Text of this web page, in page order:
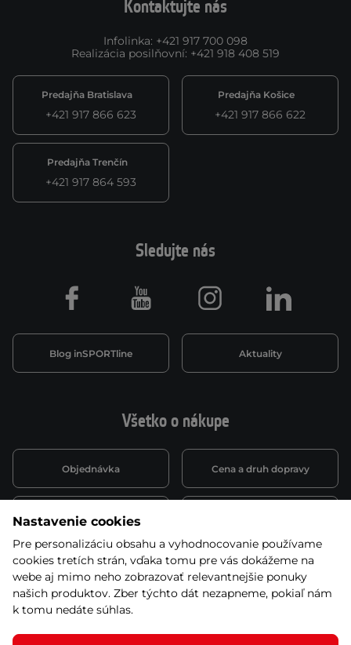
Kontaktujte nás
Infolinka: +421 917 700 098
Realizácia posilňovní: +421 918 408 519
Predajňa Bratislava
+421 917 866 623
Predajňa Košice
+421 917 866 622
Predajňa Trenčín
+421 917 864 593
Všetko o nákupe
Objednávka Cena a druh dopravy
Spôsob platby
Montáž a servis Reklamácie a záruka
Kariéra
Sledujte nás
Blog inSPORTline Aktuality
Facebook Youtube Instagram LinkedIn
Nastavenie cookies
Pre personalizáciu obsahu a vyhodnocovanie používame
cookies tretích strán, vďaka tomu pre vás dokážeme na
webe aj mimo neho zobrazovať relevantnejšie ponuky
našich produktov. Zber týchto dát nezapneme, pokiaľ nám
k tomu nedáte súhlas.